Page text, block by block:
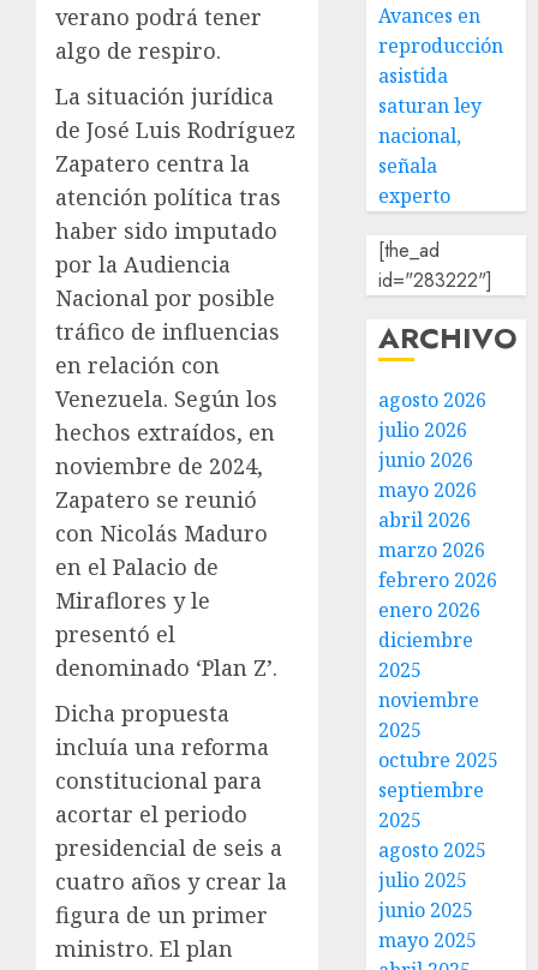
verano podrá tener
algo de respiro.
La situación jurídica
de José Luis Rodríguez
Zapatero centra la
atención política tras
haber sido imputado
por la Audiencia
Nacional por posible
tráfico de influencias
en relación con
Venezuela. Según los
hechos extraídos, en
noviembre de 2024,
Zapatero se reunió
con Nicolás Maduro
en el Palacio de
Miraflores y le
presentó el
denominado ‘Plan Z’.
Dicha propuesta
incluía una reforma
constitucional para
acortar el periodo
presidencial de seis a
cuatro años y crear la
figura de un primer
ministro. El plan
Avances en
reproducción
asistida
saturan ley
nacional,
señala
experto
[the_ad
id="283222"]
ARCHIVO
agosto 2026
julio 2026
junio 2026
mayo 2026
abril 2026
marzo 2026
febrero 2026
enero 2026
diciembre
2025
noviembre
2025
octubre 2025
septiembre
2025
agosto 2025
julio 2025
junio 2025
mayo 2025